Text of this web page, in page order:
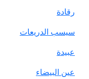
رقادة
سيسب الدريعات
عبيدة
عين البيضاء